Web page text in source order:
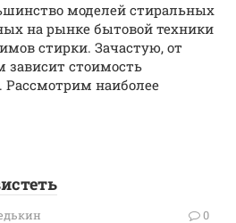
моделей стиральных
на рынке бытовой техники
стирки. Зачастую, от
зависит стоимость
наиболее
0